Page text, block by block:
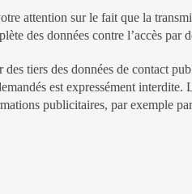
attention sur le fait que la
des données contre l’accès par
des tiers des données de contact
est expressément
publicitaires, par exemple